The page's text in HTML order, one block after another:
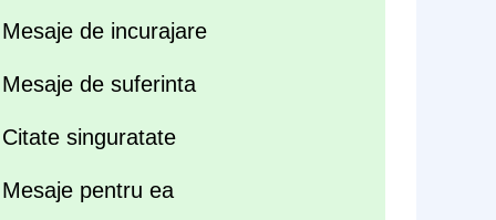
Mesaje de incurajare
Mesaje de suferinta
Citate singuratate
Mesaje pentru ea